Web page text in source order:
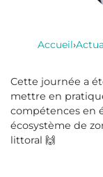
Accueil›
Cette journée a
mettre en
compétences en
écosystème de
littoral 🙌